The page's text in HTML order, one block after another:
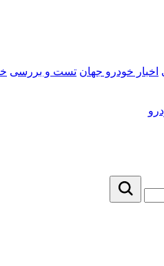
اخبار خودرو جهان تست و بررسی